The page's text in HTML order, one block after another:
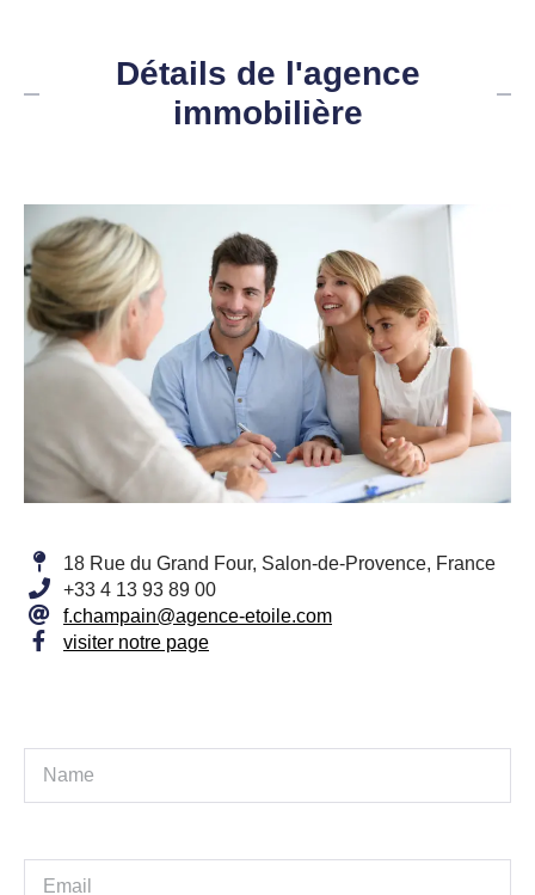
Détails de l'agence
immobilière
18 Rue du Grand Four, Salon-de-Provence, France
+33 4 13 93 89 00
f.champain@agence-etoile.com
visiter notre page